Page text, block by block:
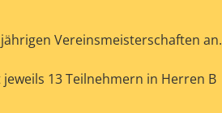
Vereinsmeisterschaften an.
13 Teilnehmern in Herren B